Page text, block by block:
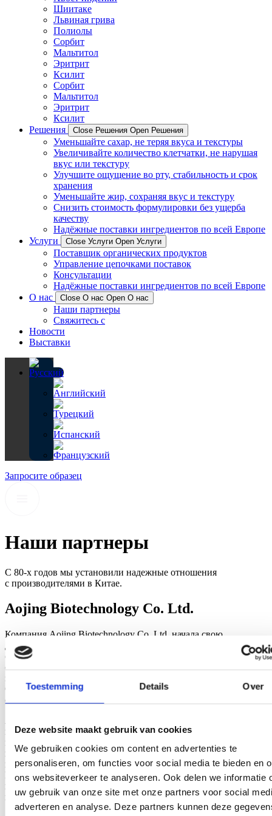
Toestemming Details Over
Deze website maakt gebruik van cookies
We gebruiken cookies om content en advertenties te
personaliseren, om functies voor social media te bieden en
ons websiteverkeer te analyseren. Ook delen we informatie
uw gebruik van onze site met onze partners voor social
adverteren en analyse. Deze partners kunnen deze
Шиитаке
Львиная грива
Полиолы
Сорбит
Мальтитол
Эритрит
Ксилит
Сорбит
Мальтитол
Эритрит
Ксилит
Решения
Close Решения Open Решения
Уменьшайте сахар, не теряя вкуса и текстуры
Увеличивайте количество клетчатки, не нарушая
вкус или текстуру
Улучшите ощущение во рту, стабильность и срок
хранения
Уменьшайте жир, сохраняя вкус и текстуру
Снизить стоимость формулировки без ущерба
качеству
Надёжные поставки ингредиентов по всей Европе
Услуги
Close Услуги Open Услуги
Поставщик органических продуктов
Управление цепочками поставок
Консультации
Надёжные поставки ингредиентов по всей Европе
О нас
Close О нас Open О нас
Наши партнеры
Свяжитесь с
Новости
Выставки
Запросите образец
Наши партнеры
С 80-х годов мы установили надежные отношения
с производителями в Китае.
Aojing Biotechnology Co. Ltd.
Компания Aojing Biotechnology Co. Ltd. начала свою
деятельность в 2017 году, но была основана еще в 1985 году. В
основном они производят и продают серию экстрактов
стевии. Производственные мощности Aojing Biotechnology
занимают лидирующие позиции на международном уровне.
Они являются одним из основных производителей сахара из
стевии в мире.
производства, такие как экстракция противотоком,
мембранное разделение и т.д. У них строгая система контроля
качества в соответствии с ISO9001. Поэтому их стандарт
качества строже, чем национальный стандарт качества.
Компания Aojing Biotechnology расположена в городе Цзинин
провинции Шаньдун и имеет выгодное географическое
положение и удобные коммуникации.